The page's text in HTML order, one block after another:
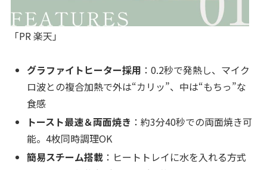
「PR 楽天」
グラファイトヒーター採用 ：0.2秒で発熱し、マイク
ロ波との複合加熱で外は“カリッ”、中は“もちっ”な
食感
トースト最速＆両面焼き ：約3分40秒での両面焼き可
能。4枚同時調理OK
簡易スチーム搭載 ：ヒートトレイに水を入れる方式